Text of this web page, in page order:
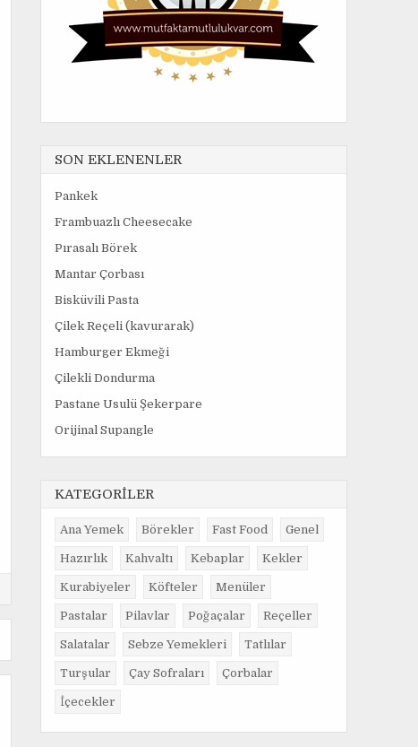
SON EKLENENLER
Pankek
Frambuazlı Cheesecake
Pırasalı Börek
Mantar Çorbası
Bisküvili Pasta
Çilek Reçeli (kavurarak)
Hamburger Ekmeği
Çilekli Dondurma
Pastane Usulü Şekerpare
Orijinal Supangle
KATEGORİLER
Ana Yemek Börekler Fast Food Genel
Hazırlık Kahvaltı Kebaplar Kekler
Kurabiyeler Köfteler Menüler
Pastalar Pilavlar Poğaçalar Reçeller
Salatalar Sebze Yemekleri Tatlılar
Turşular Çay Sofraları Çorbalar
İçecekler